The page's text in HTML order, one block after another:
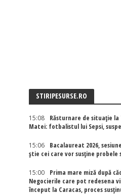
STIRIPESURSE.RO
15:08
Răsturnare de situație la
Matei: fotbalistul lui Sepsi,
15:06
Bacalaureat 2026,
știe cei care vor susține probele
15:00
Prima mare miză după
Negocierile care pot redesena
început la Caracas, proces